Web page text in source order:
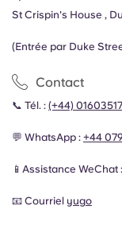
St Crispin's House ,
(Entrée par Duke
Contact
📞 Tél. : (+44)
💬 WhatsApp : +44
📱Assistance WeChat :
📧 Courriel yugo